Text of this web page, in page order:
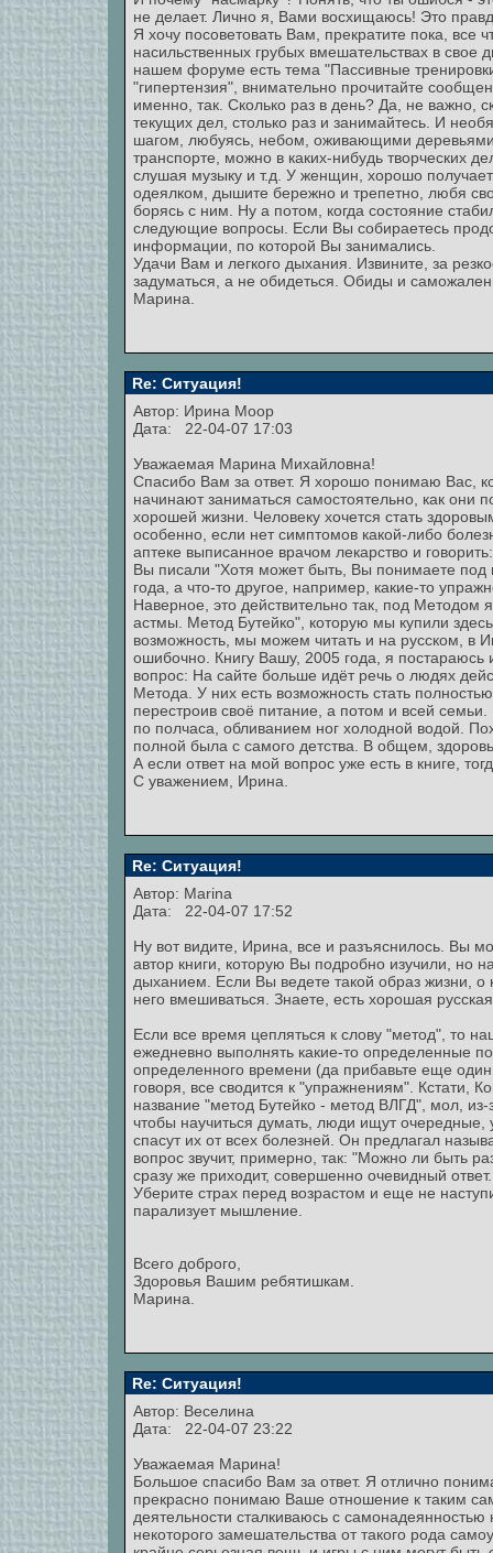
не делает. Лично я, Вами восхищаюсь! Это
Я хочу посоветовать Вам, прекратите пока,
насильственных грубых вмешательствах в
нашем форуме есть тема "Пассивные
"гипертензия", внимательно прочитайте
именно, так. Сколько раз в день? Да, не важно,
текущих дел, столько раз и занимайтесь. И
шагом, любуясь, небом, оживающими
транспорте, можно в каких-нибудь творческих
слушая музыку и т.д. У женщин, хорошо
одеялком, дышите бережно и трепетно, любя
борясь с ним. Ну а потом, когда состояние
следующие вопросы. Если Вы собираетесь
информации, по которой Вы занимались.
Удачи Вам и легкого дыхания. Извините, за
задуматься, а не обидеться. Обиды и
Марина.
Re: Ситуация!
Автор: Ирина Моор
Дата: 22-04-07 17:03
Уважаемая Марина Михайловна!
Спасибо Вам за ответ. Я хорошо понимаю Вас,
начинают заниматься самостоятельно, как
хорошей жизни. Человеку хочется стать
особенно, если нет симптомов какой-либо
аптеке выписанное врачом лекарство и
Вы писали "Хотя может быть, Вы понимаете под
года, а что-то другое, например, какие-то
Наверное, это действительно так, под
астмы. Метод Бутейко", которую мы купили
возможность, мы можем читать и на русском, в
ошибочно. Книгу Вашу, 2005 года, я постараюсь
вопрос: На сайте больше идёт речь о людях
Метода. У них есть возможность стать
перестроив своё питание, а потом и всей
по полчаса, обливанием ног холодной водой.
полной была с самого детства. В общем,
А если ответ на мой вопрос уже есть в книге,
С уважением, Ирина.
Re: Ситуация!
Автор: Marina
Дата: 22-04-07 17:52
Ну вот видите, Ирина, все и разъяснилось. Вы
автор книги, которую Вы подробно изучили, но
дыханием. Если Вы ведете такой образ жизни,
него вмешиваться. Знаете, есть хорошая
Если все время цепляться к слову "метод", то
ежедневно выполнять какие-то определенные
определенного времени (да прибавьте еще
говоря, все сводится к "упражнениям". Кстати,
название "метод Бутейко - метод ВЛГД", мол, из-
чтобы научиться думать, люди ищут очередные,
спасут их от всех болезней. Он предлагал
вопрос звучит, примерно, так: "Можно ли быть
сразу же приходит, совершенно очевидный ответ.
Уберите страх перед возрастом и еще не
парализует мышление.
Всего доброго,
Здоровья Вашим ребятишкам.
Марина.
Re: Ситуация!
Автор: Веселина
Дата: 22-04-07 23:22
Уважаемая Марина!
Большое спасибо Вам за ответ. Я отлично
прекрасно понимаю Ваше отношение к таким
деятельности сталкиваюсь с
некоторого замешательства от такого рода